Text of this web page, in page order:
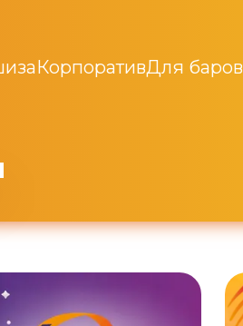
КорпоративДля баров